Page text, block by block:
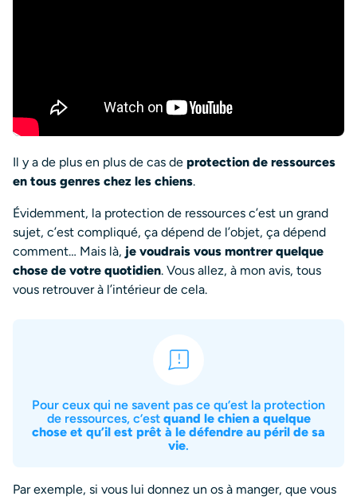
Il y a de plus en plus de cas de protection de ressources
en tous genres chez les chiens.
Évidemment, la protection de ressources c’est un grand
sujet, c’est compliqué, ça dépend de l’objet, ça dépend
comment… Mais là, je voudrais vous montrer quelque
chose de votre quotidien. Vous allez, à mon avis, tous
vous retrouver à l’intérieur de cela.
Pour ceux qui ne savent pas ce qu’est la protection
de ressources, c’est quand le chien a quelque
chose et qu’il est prêt à le défendre au péril de sa
vie.
Par exemple, si vous lui donnez un os à manger, que vous